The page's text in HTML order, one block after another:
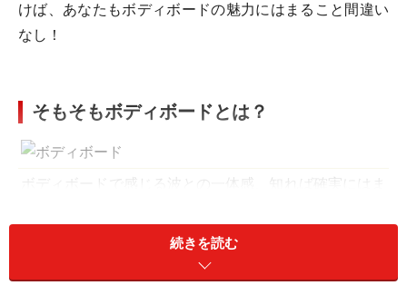
けば、あなたもボディボードの魅力にはまること間違い
なし！
そもそもボディボードとは？
ボディボードで感じる波との一体感、知れば確実にはま
続きを読む